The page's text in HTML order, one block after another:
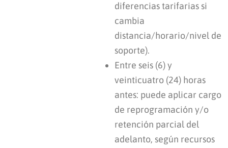
diferencias tarifarias si
cambia
distancia/horario/nivel de
soporte).
Entre seis (6) y
veinticuatro (24) horas
antes: puede aplicar cargo
de reprogramación y/o
retención parcial del
adelanto, según recursos